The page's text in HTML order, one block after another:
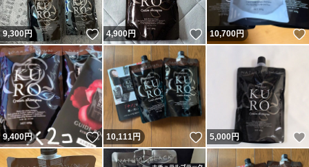
9,300円 いいね！
4,900円 いいね！
10,700円
9,400円 いいね！
10,111円 いいね！
5,000円